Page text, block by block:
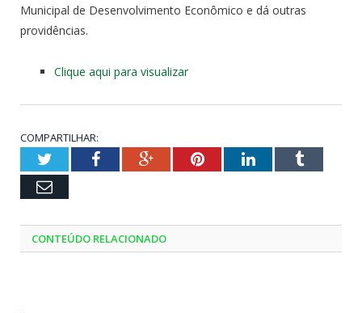
Municipal de Desenvolvimento Econômico e dá outras
providências.
Clique aqui para visualizar
COMPARTILHAR:
TwitterFacebookGoogle+PinterestLinkedInTumblr
Email
CONTEÚDO RELACIONADO